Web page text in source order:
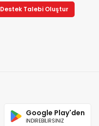
Destek Talebi Oluştur
Google Play'den
İNDİREBİLİRSİNİZ